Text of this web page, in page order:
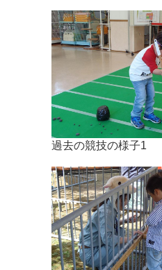
過去の競技の様子1